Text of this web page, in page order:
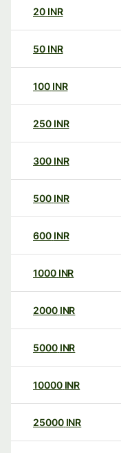
20 INR
50 INR
100 INR
250 INR
300 INR
500 INR
600 INR
1000 INR
2000 INR
5000 INR
10000 INR
25000 INR